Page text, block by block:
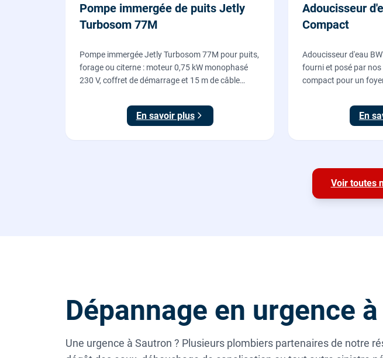
Pompe immergée de puits Jetly
Turbosom 77M
Pompe immergée Jetly Turbosom 77M pour puits,
forage ou citerne : moteur 0,75 kW monophasé
230 V, coffret de démarrage et 15 m de câble
maison, fournie et posée par nos plombiers.
En savoir plus
Adoucisseur
Compact
Adoucisseur d'eau
fourni et posé par
compact pour un
Origine France
En
Voir toutes
Dépannage en urgence
Une urgence à Sautron ? Plusieurs plombiers partenaires de notre